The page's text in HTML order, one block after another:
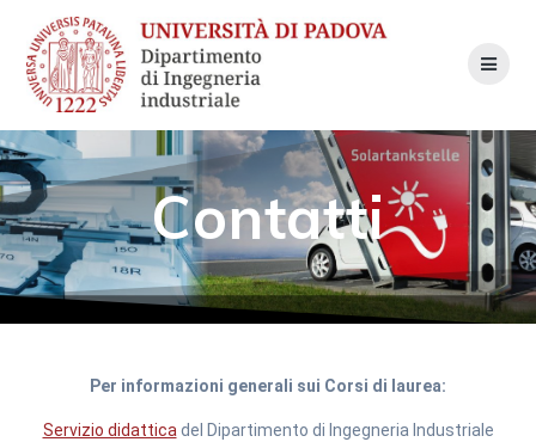
to
Contatti
Per informazioni generali sui Corsi di laurea:
Servizio didattica del Dipartimento di Ingegneria Industriale